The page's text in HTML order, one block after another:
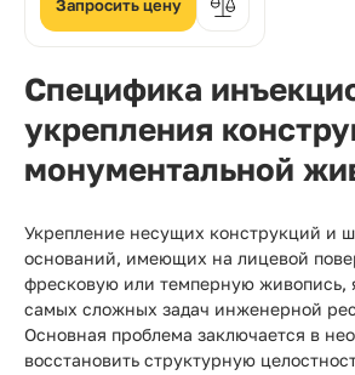
03-
50
и Eco-Pozzolan, для
изготовления
для консолидации
кладочных конструкций и
штукатурок, в том числе,
Запросить цену
Специфика
укрепления
монументальной
Укрепление несущих конструкций и
оснований, имеющих на лицевой
фресковую или темперную живопись,
самых сложных задач инженерной
Основная проблема заключается в
восстановить структурную